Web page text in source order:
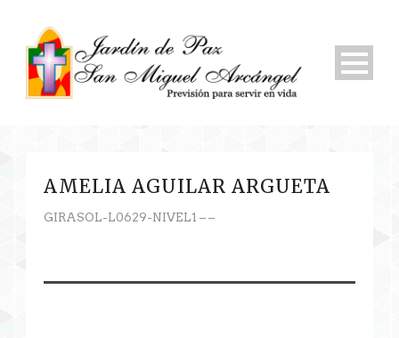
AMELIA AGUILAR ARGUETA
GIRASOL-L0629-NIVEL1 – –